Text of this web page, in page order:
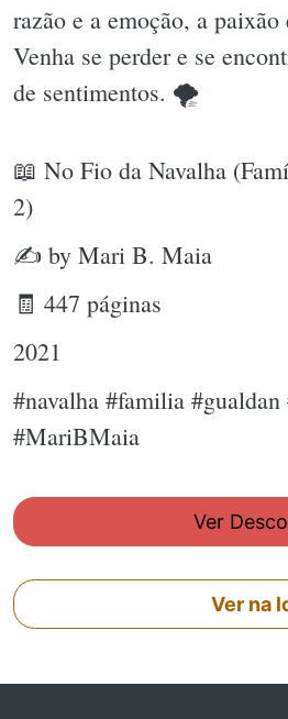
razão e a emoção, a paixão
Venha se perder e se
de sentimentos. 🌪
📖 No Fio da Navalha
2)
✍ by Mari B. Maia
🧾 447 páginas
2021
#navalha #familia
#MariBMaia
Ver
Ver na